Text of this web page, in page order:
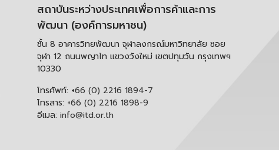
สถาบันระหว่างประเทศเพื่อการค้าและการ
พัฒนา (องค์การมหาชน)
ชั้น 8 อาคารวิทยพัฒนา จุฬาลงกรณ์มหาวิทยาลัย ซอย
จุฬา 12 ถนนพญาไท แขวงวังใหม่ เขตปทุมวัน กรุงเทพฯ
10330
โทรศัพท์: +66 (0) 2216 1894-7
โทรสาร: +66 (0) 2216 1898-9
อีเมล: info@itd.or.th